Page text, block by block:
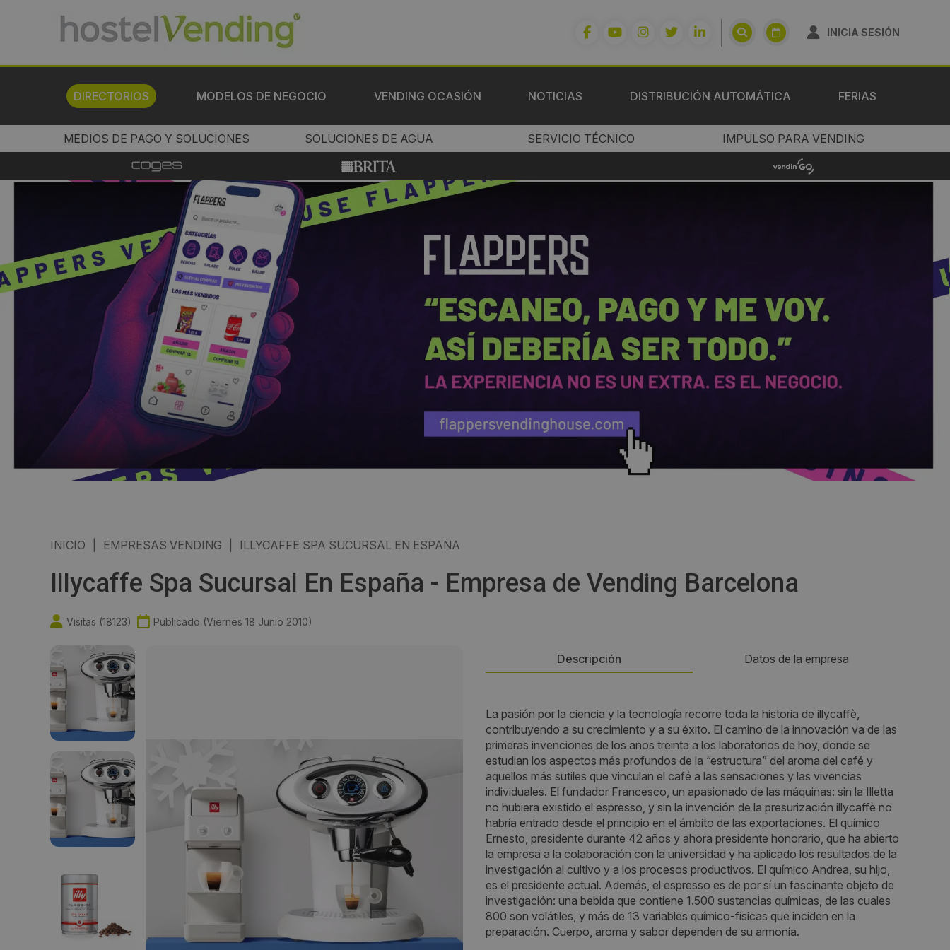
INICIA SESIÓN
DIRECTORIOS MODELOS DE NEGOCIO VENDING OCASIÓN NOTICIAS DISTRIBUCIÓN AUTOMÁTICA FERIAS
MEDIOS DE PAGO Y SOLUCIONES SOLUCIONES DE AGUA SERVICIO TÉCNICO IMPULSO PARA VENDING
INICIO EMPRESAS VENDING ILLYCAFFE SPA SUCURSAL EN ESPAÑA
Illycaffe Spa Sucursal En España - Empresa de Vending Barcelona
Visitas (18123) Publicado (Viernes 18 Junio 2010)
Descripción Datos de la empresa
La pasión por la ciencia y la tecnología recorre toda la historia de illycaffè,
contribuyendo a su crecimiento y a su éxito. El camino de la innovación va de las
primeras invenciones de los años treinta a los laboratorios de hoy, donde se
estudian los aspectos más profundos de la “estructura” del aroma del café y
aquellos más sutiles que vinculan el café a las sensaciones y las vivencias
individuales. El fundador Francesco, un apasionado de las máquinas: sin la Illetta
no hubiera existido el espresso, y sin la invención de la presurización illycaffè no
habría entrado desde el principio en el ámbito de las exportaciones. El químico
Ernesto, presidente durante 42 años y ahora presidente honorario, que ha abierto
la empresa a la colaboración con la universidad y ha aplicado los resultados de la
investigación al cultivo y a los procesos productivos. El químico Andrea, su hijo,
es el presidente actual. Además, el espresso es de por sí un fascinante objeto de
investigación: una bebida que contiene 1.500 sustancias químicas, de las cuales
800 son volátiles, y más de 13 variables químico-físicas que inciden en la
preparación. Cuerpo, aroma y sabor dependen de su armonía.
Persona de contacto:
Mireia Azuara
Dirección:
Calle Pere Iv, 397/401 naves 5-8
Localidad:
Barcelona
Código Postal:
08020
Teléfono:
933034050
https://www.illy.com/es-es/shop/
Horario de contacto:
Comercial
Visitas a producto:
18123